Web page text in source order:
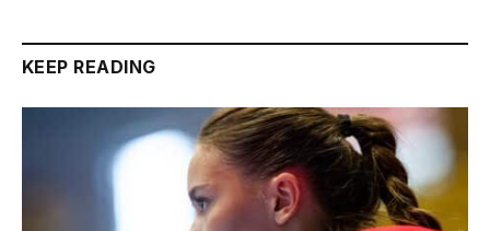
KEEP READING